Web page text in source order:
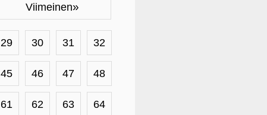
Viimeinen»
29 30 31 32
45 46 47 48
61 62 63 64